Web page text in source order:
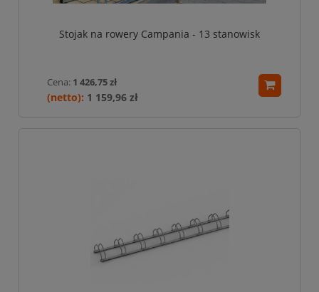
Stojak na rowery Campania - 13 stanowisk
Cena: 1 426,75 zł
1 159,96 zł